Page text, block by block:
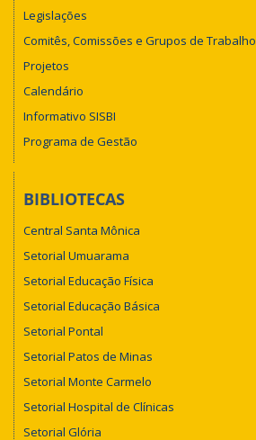
Legislações
Comitês, Comissões e Grupos de Trabalho
Projetos
Calendário
Informativo SISBI
Programa de Gestão
BIBLIOTECAS
Central Santa Mônica
Setorial Umuarama
Setorial Educação Física
Setorial Educação Básica
Setorial Pontal
Setorial Patos de Minas
Setorial Monte Carmelo
Setorial Hospital de Clínicas
Setorial Glória